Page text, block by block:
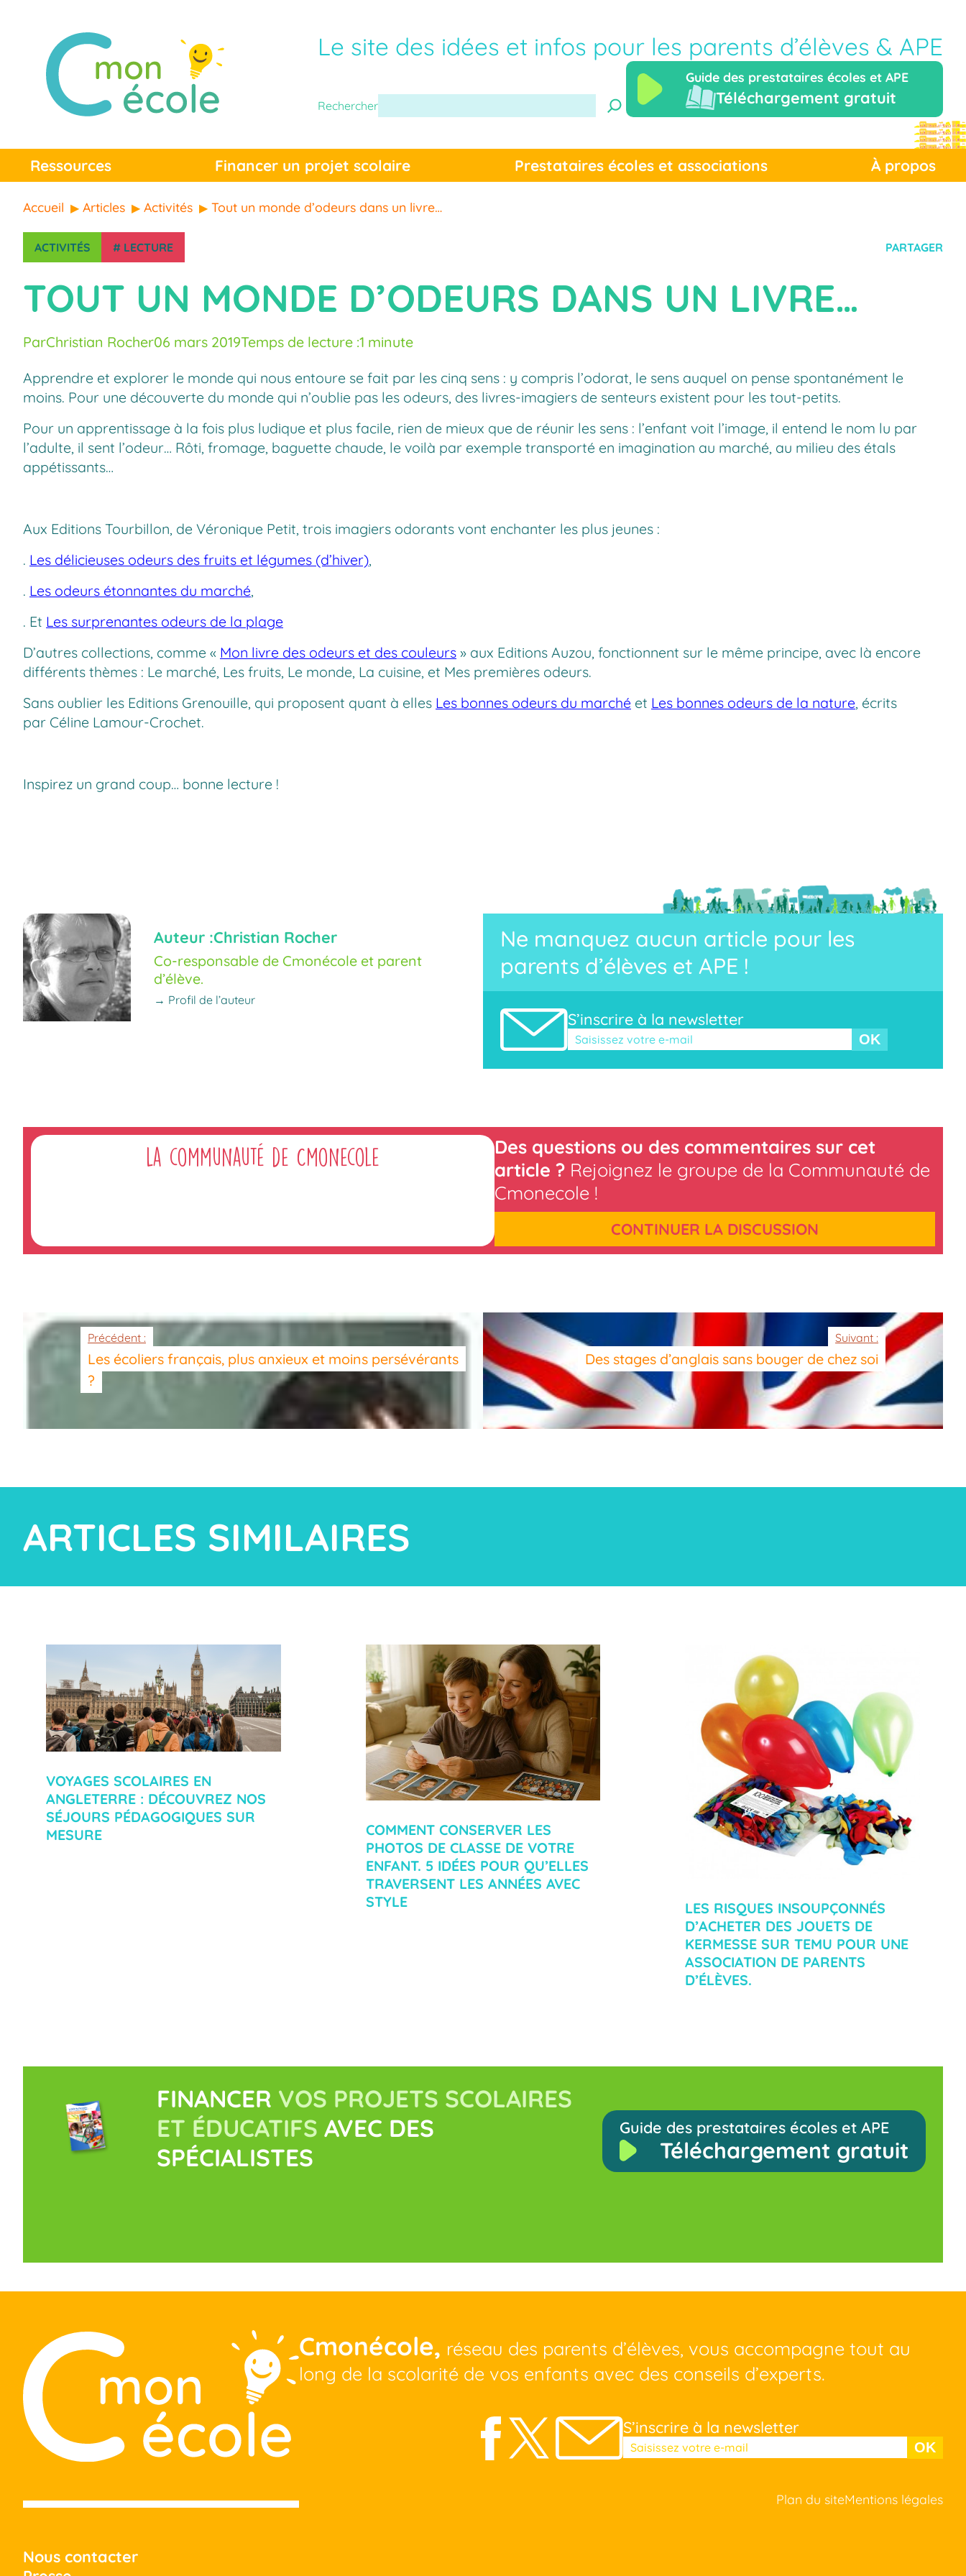
Le site des idées et infos pour les parents d’élèves & APE
Rechercher
Guide des prestataires écoles et APE
Téléchargement gratuit
Ressources Financer un projet scolaire Prestataires écoles et associations À propos
Accueil Articles Activités Tout un monde d’odeurs dans un livre…
ACTIVITÉS # LECTURE PARTAGER
TOUT UN MONDE D’ODEURS DANS UN LIVRE…
ParChristian Rocher06 mars 2019Temps de lecture :1 minute
Apprendre et explorer le monde qui nous entoure se fait par les cinq sens : y compris l’odorat, le sens auquel on pense spontanément le
moins. Pour une découverte du monde qui n’oublie pas les odeurs, des livres-imagiers de senteurs existent pour les tout-petits.
Pour un apprentissage à la fois plus ludique et plus facile, rien de mieux que de réunir les sens : l’enfant voit l’image, il entend le nom lu par
l’adulte, il sent l’odeur… Rôti, fromage, baguette chaude, le voilà par exemple transporté en imagination au marché, au milieu des étals
appétissants…
Aux Editions Tourbillon, de Véronique Petit, trois imagiers odorants vont enchanter les plus jeunes :
. Les délicieuses odeurs des fruits et légumes (d’hiver),
. Les odeurs étonnantes du marché,
. Et Les surprenantes odeurs de la plage
D’autres collections, comme « Mon livre des odeurs et des couleurs » aux Editions Auzou, fonctionnent sur le même principe, avec là encore
différents thèmes : Le marché, Les fruits, Le monde, La cuisine, et Mes premières odeurs.
Sans oublier les Editions Grenouille, qui proposent quant à elles Les bonnes odeurs du marché et Les bonnes odeurs de la nature, écrits
par Céline Lamour-Crochet.
Inspirez un grand coup… bonne lecture !
Auteur :Christian Rocher
Co-responsable de Cmonécole et parent
d’élève.
→ Profil de l’auteur
Ne manquez aucun article pour les
parents d’élèves et APE !
S’inscrire à la newsletter
La communauté de Cmonecole
Des questions ou des commentaires sur cet
article ? Rejoignez le groupe de la Communauté de
Cmonecole !
CONTINUER LA DISCUSSION
Précédent :
Les écoliers français, plus anxieux et moins persévérants
?
Suivant :
Des stages d’anglais sans bouger de chez soi
ARTICLES SIMILAIRES
VOYAGES SCOLAIRES EN
ANGLETERRE : DÉCOUVREZ NOS
SÉJOURS PÉDAGOGIQUES SUR
MESURE
COMMENT CONSERVER LES
PHOTOS DE CLASSE DE VOTRE
ENFANT. 5 IDÉES POUR QU’ELLES
TRAVERSENT LES ANNÉES AVEC
STYLE
LES RISQUES INSOUPÇONNÉS
D’ACHETER DES JOUETS DE
KERMESSE SUR TEMU POUR UNE
ASSOCIATION DE PARENTS
D’ÉLÈVES.
FINANCER VOS PROJETS SCOLAIRES
ET ÉDUCATIFS AVEC DES
SPÉCIALISTES
Guide des prestataires écoles et APE
Téléchargement gratuit
Nous contacter
Cmonécole, réseau des parents d’élèves, vous accompagne tout au
long de la scolarité de vos enfants avec des conseils d’experts.
S’inscrire à la newsletter
Plan du siteMentions légales